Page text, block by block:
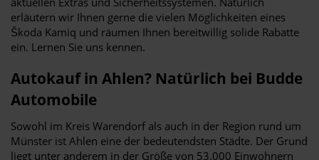
erläutern wir Ihnen gerne die vielen Möglichkeiten eines
Škoda Kamiq und räumen Ihnen bereitwillig solide Rabatte
ein. Lernen Sie uns kennen.
Autokauf in Ahlen? Natürlich bei Budde
Automobile
Sowohl im Kreis Warendorf als auch in der Region rund um
Münster ist Ahlen eine der bedeutendsten Städte. Der Grund
liegt unter anderem in der Größe von 53.000 Einwohnern